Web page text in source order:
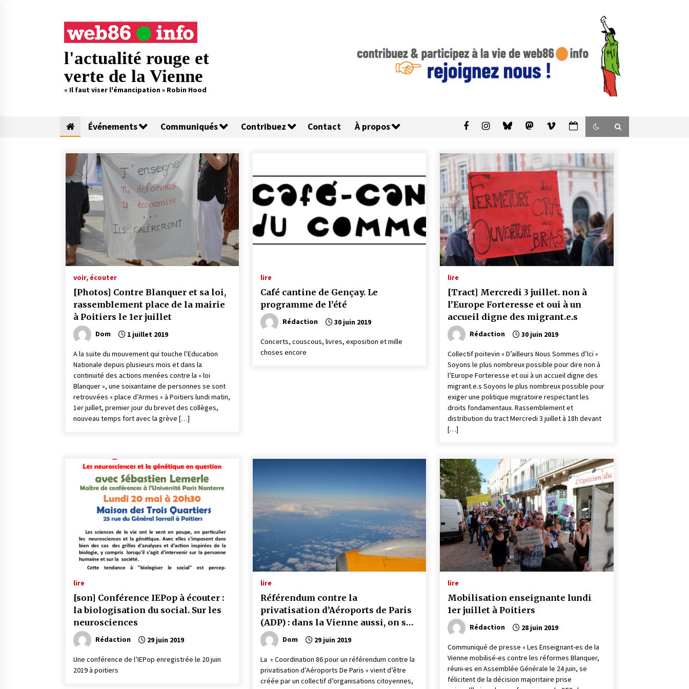
l'actualité rouge et
verte de la Vienne
« Il faut viser l'émancipation » Robin Hood
Événements Communiqués Contribuez Contact À propos
voir, écouter
[Photos] Contre Blanquer et sa loi,
rassemblement place de la mairie
à Poitiers le 1er juillet
Dom 1 juillet 2019
A la suite du mouvement qui touche l’Education
Nationale depuis plusieurs mois et dans la
continuité des actions menées contre la « loi
Blanquer », une soixantaine de personnes se sont
retrouvées « place d’Armes » à Poitiers lundi matin,
1er juillet, premier jour du brevet des collèges,
nouveau temps fort avec la grève […]
lire
Café cantine de Gençay. Le
programme de l’été
Rédaction 30 juin 2019
Concerts, couscous, livres, exposition et mille
choses encore
lire
[Tract] Mercredi 3 juillet. non à
l’Europe Forteresse et oui à un
accueil digne des migrant.e.s
Rédaction 30 juin 2019
Collectif poitevin « D’ailleurs Nous Sommes d’Ici »
Soyons le plus nombreux possible pour dire non à
l’Europe Forteresse et oui à un accueil digne des
migrant.e.s Soyons le plus nombreux possible pour
exiger une politique migratoire respectant les
droits fondamentaux. Rassemblement et
distribution du tract Mercredi 3 juillet à 18h devant
[…]
lire
[son] Conférence IEPop à écouter :
la biologisation du social. Sur les
neurosciences
Rédaction 29 juin 2019
Une conférence de l’IEPop enregistrée le 20 juin
2019 à poitiers
lire
Référendum contre la
privatisation d’Aéroports de Paris
(ADP) : dans la Vienne aussi, on se
mobilise !
Dom 29 juin 2019
La » Coordination 86 pour un référendum contre la
privatisation d’Aéroports De Paris » vient d’être
créée par un collectif d’organisations citoyennes,
lire
Mobilisation enseignante lundi
1er juillet à Poitiers
Rédaction 28 juin 2019
Communiqué de presse « Les Enseignant-es de la
Vienne mobilisé-es contre les réformes Blanquer,
réuni-es en Assemblée Générale le 24 juin, se
félicitent de la décision majoritaire prise